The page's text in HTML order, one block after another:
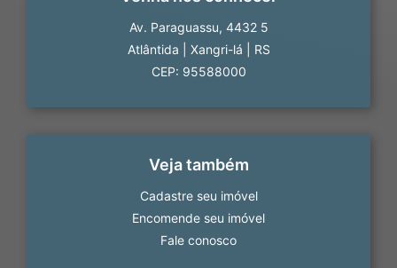
Av. Paraguassu, 4432 5
Atlântida
Xangri-lá
RS
CEP: 95588000
Veja também
Cadastre seu imóvel
Encomende seu imóvel
Fale conosco